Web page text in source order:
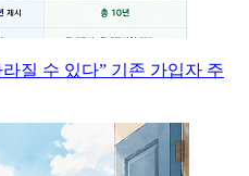
라질 수 있다” 기존 가입자 주